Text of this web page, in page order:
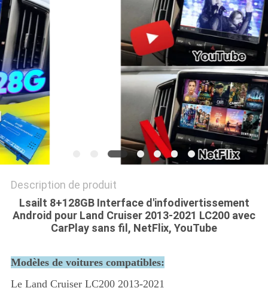
PLAN
DU
SITE
PRIVACY
POLICY
Description de produit
Lsailt 8+128GB Interface d'infodivertissement
Android pour Land Cruiser 2013-2021 LC200 avec
CarPlay sans fil, NetFlix, YouTube
Modèles de voitures compatibles:
Le Land Cruiser LC200 2013-2021